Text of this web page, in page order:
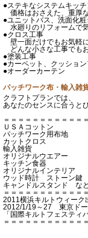
●ステキなシステムキッチ
価格はおさえた、重厚
●ユニットバス、洗面化
水廻りのリフォームで
●クロス工事
壁一面だけでもお気軽
どんな小さな工事でも
●塗装工事
●カーペット、クッショ
●オーダーカーテン
パッチワーク布・輸入
クラフトプランでは、
あなたのセンスに合うと
＝＝＝＝＝＝＝＝＝＝＝
ＵＳＡコットン
パッチワーク用布地
カットクロス
輸入雑貨
オリジナルウエアー
キッチン食器
オリジナルインテリア
ウッド時計 ストーン鍵
キャンドルスタンド な
＝＝＝＝＝＝＝＝＝＝＝
2011横浜キルトウィーク
2012/1/19～27 東京ドー
「国際キルトフェスティ
＝＝＝＝＝＝＝＝＝＝＝